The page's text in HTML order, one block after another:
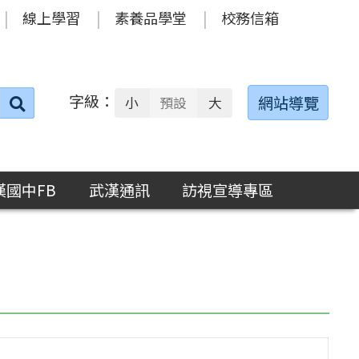
線上學習 素養品學堂 校務信箱
搜
字級： 小 預設 大 網站導覽
國中FB 武漢通訊
訪視宣導專區